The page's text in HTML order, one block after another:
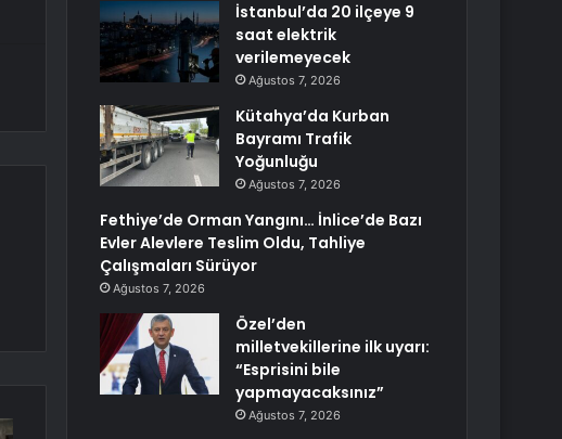
İstanbul’da 20 ilçeye 9
saat elektrik
verilemeyecek
Ağustos 7, 2026
Kütahya’da Kurban
Bayramı Trafik
Yoğunluğu
Ağustos 7, 2026
Fethiye’de Orman Yangını… İnlice’de Bazı
Evler Alevlere Teslim Oldu, Tahliye
Çalışmaları Sürüyor
Ağustos 7, 2026
Özel’den
milletvekillerine ilk uyarı:
“Esprisini bile
yapmayacaksınız”
Ağustos 7, 2026